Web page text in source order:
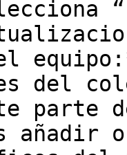
del
añadir